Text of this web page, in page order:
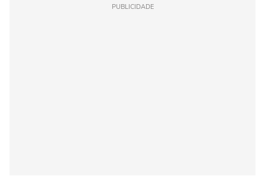
PUBLICIDADE